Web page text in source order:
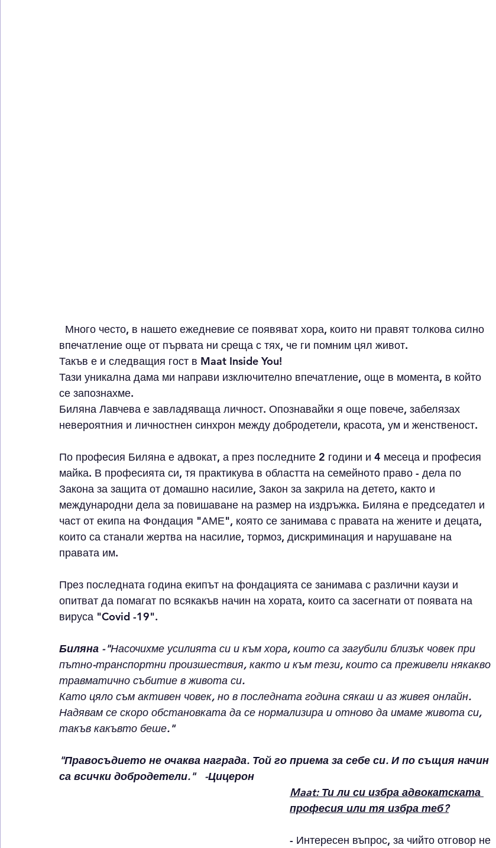
впечатление още от първата ни среща с тях, че ги помним цял живот.
Такъв е и следващия гост в Maat Inside You!
Тази уникална дама ми направи изключително впечатление, още в момента, в който
се запознахме.
Биляна Лавчева е завладяваща личност. Опознавайки я още повече, забелязах
невероятния и личностнен синхрон между добродетели, красота, ум и женственост.
По професия Биляна е адвокат, а през последните 2 години и 4 месеца и професия
майка. В професията си, тя практикува в областта на семейното право - дела по
Закона за защита от домашно насилие, Закон за закрила на детето, както и
международни дела за повишаване на размер на издръжка. Биляна е председател и
част от екипа на Фондация "АМЕ", която се занимава с правата на жените и децата,
които са станали жертва на насилие, тормоз, дискриминация и нарушаване на
правата им.
През последната година екипът на фондацията се занимава с различни каузи и
опитват да помагат по всякакъв начин на хората, които са засегнати от появата на
вируса "Covid -19".
Биляна -"Насочихме усилията си и към хора, които са загубили близък човек при
пътно-транспортни произшествия, както и към тези, които са преживели някакво
травматично събитие в живота си.
Като цяло съм активен човек, но в последната година сякаш и аз живея онлайн.
Надявам се скоро обстановката да се нормализира и отново да имаме живота си,
такъв какъвто беше."
"Правосъдието не очаква награда. Той го приема за себе си. И по същия начин
са всички добродетели."   -Цицерон
Maat: Ти ли си избра адвокатската
професия или тя избра теб?
- Интересен въпрос, за чийто отговор не